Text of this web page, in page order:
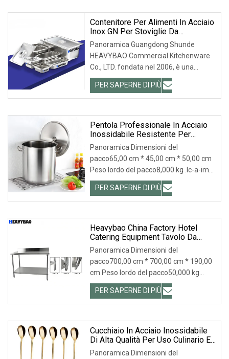
Contenitore Per Alimenti In Acciaio
Inox GN Per Stoviglie Da
Ristorante Heavybao High
Standard
Panoramica Guangdong Shunde
HEAVYBAO Commercial Kitchenware
Co., LTD. fondata nel 2006, è una
moderna azienda di utensil
PER SAPERNE DI PIÙ
Pentola Professionale In Acciaio
Inossidabile Resistente Per
Cucinare Zuppe Saporite
Panoramica Dimensioni del
pacco65,00 cm * 45,00 cm * 50,00 cm
Peso lordo del pacco8,000 kg .lc-a-img
{ posizione: relati
PER SAPERNE DI PIÙ
Heavybao China Factory Hotel
Catering Equipment Tavolo Da
Lavoro In Acciaio Inossidabile Per
Cucina
Panoramica Dimensioni del
pacco700,00 cm * 700,00 cm * 190,00
cm Peso lordo del pacco50,000 kg
Guangdong Shunde HEAVYBAO
PER SAPERNE DI PIÙ
Cucchiaio In Acciaio Inossidabile
Di Alta Qualità Per Uso Culinario E
Da Tavola
Panoramica Dimensioni del